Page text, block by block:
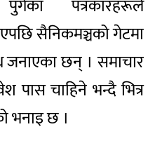
पत्रकारहरूले
सैनिकमञ्चको गेटमा
जनाएका छन् । समाचार
पास चाहिने भन्दै भित्र
भनाइ छ ।